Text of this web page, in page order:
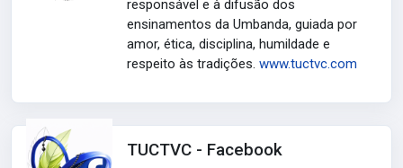
responsável e à difusão dos
ensinamentos da Umbanda, guiada por
amor, ética, disciplina, humildade e
respeito às tradições. www.tuctvc.com
TUCTVC - Facebook